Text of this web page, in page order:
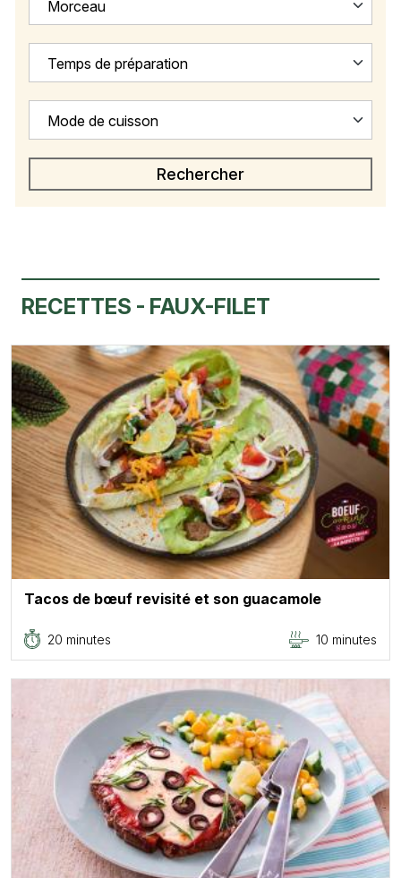
Morceau
Temps de préparation
Mode de cuisson
RECETTES - FAUX-FILET
Tacos de bœuf revisité et son guacamole
20 minutes 10 minutes